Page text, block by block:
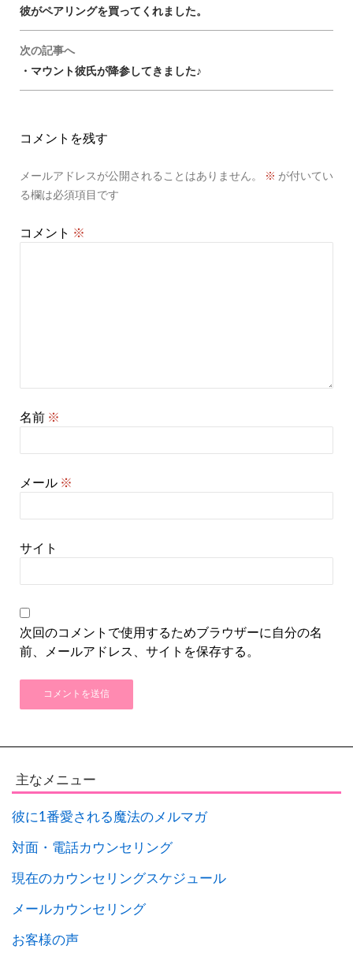
navigation
彼がペアリングを買ってくれました。
次の記事へ
・マウント彼氏が降参してきました♪
コメントを残す
メールアドレスが公開されることはありません。 ※ が付いてい
る欄は必須項目です
コメント ※
名前 ※
メール ※
サイト
次回のコメントで使用するためブラウザーに自分の名
前、メールアドレス、サイトを保存する。
主なメニュー
彼に1番愛される魔法のメルマガ
対面・電話カウンセリング
現在のカウンセリングスケジュール
メールカウンセリング
お客様の声